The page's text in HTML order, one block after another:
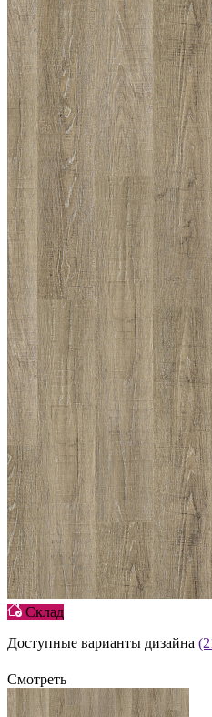
Склад
Доступные варианты дизайна
Смотреть